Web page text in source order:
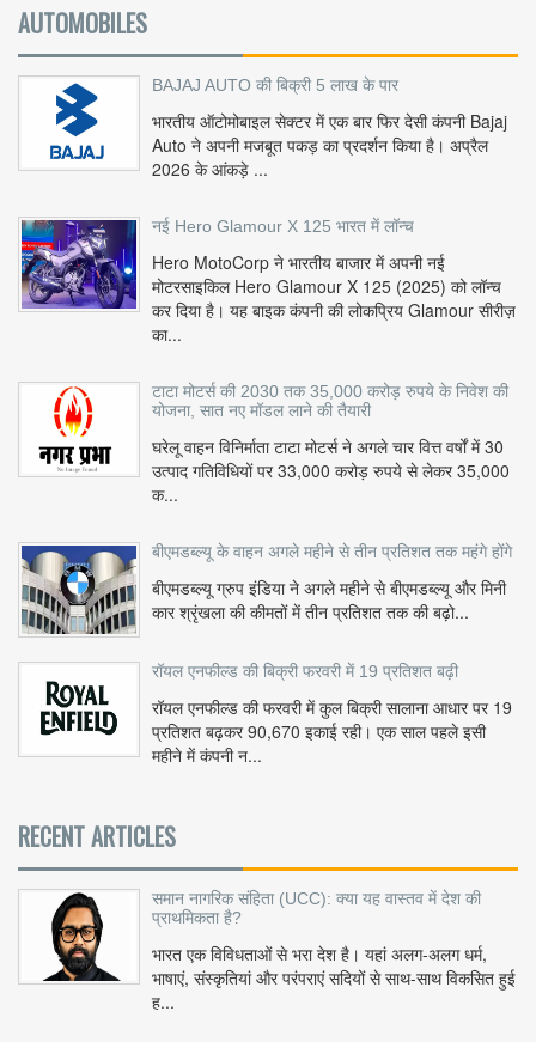
AUTOMOBILES
BAJAJ AUTO की बिक्री 5 लाख के पार
भारतीय ऑटोमोबाइल सेक्टर में एक बार फिर देसी कंपनी Bajaj
Auto ने अपनी मजबूत पकड़ का प्रदर्शन किया है। अप्रैल
2026 के आंकड़े ...
नई Hero Glamour X 125 भारत में लॉन्च
Hero MotoCorp ने भारतीय बाजार में अपनी नई
मोटरसाइकिल Hero Glamour X 125 (2025) को लॉन्च
कर दिया है। यह बाइक कंपनी की लोकप्रिय Glamour सीरीज़
का...
टाटा मोटर्स की 2030 तक 35,000 करोड़ रुपये के निवेश की
योजना, सात नए मॉडल लाने की तैयारी
घरेलू वाहन विनिर्माता टाटा मोटर्स ने अगले चार वित्त वर्षों में 30
उत्पाद गतिविधियों पर 33,000 करोड़ रुपये से लेकर 35,000
क...
बीएमडब्ल्यू के वाहन अगले महीने से तीन प्रतिशत तक महंगे होंगे
बीएमडब्ल्यू ग्रुप इंडिया ने अगले महीने से बीएमडब्ल्यू और मिनी
कार श्रृंखला की कीमतों में तीन प्रतिशत तक की बढ़ो...
रॉयल एनफील्ड की बिक्री फरवरी में 19 प्रतिशत बढ़ी
रॉयल एनफील्ड की फरवरी में कुल बिक्री सालाना आधार पर 19
प्रतिशत बढ़कर 90,670 इकाई रही। एक साल पहले इसी
महीने में कंपनी न...
RECENT ARTICLES
समान नागरिक संहिता (UCC): क्या यह वास्तव में देश की
प्राथमिकता है?
भारत एक विविधताओं से भरा देश है। यहां अलग-अलग धर्म,
भाषाएं, संस्कृतियां और परंपराएं सदियों से साथ-साथ विकसित हुई
ह...